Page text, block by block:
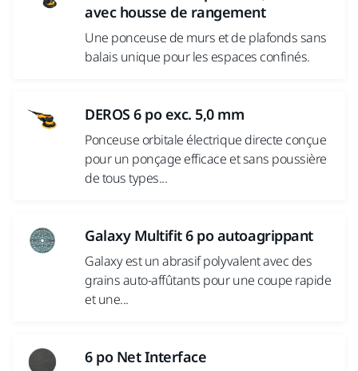
avec housse de rangement
Une ponceuse de murs et de plafonds sans
balais unique pour les espaces confinés.
DEROS 6 po exc. 5,0 mm
Ponceuse orbitale électrique directe conçue
pour un ponçage efficace et sans poussière
de tous types...
Galaxy Multifit 6 po autoagrippant
Galaxy est un abrasif polyvalent avec des
grains auto-affûtants pour une coupe rapide
et une...
6 po Net Interface